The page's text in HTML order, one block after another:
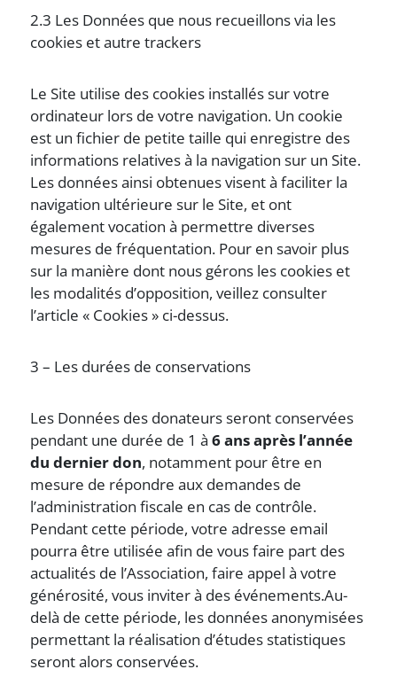
2.3 Les Données que nous recueillons via les
cookies et autre trackers
Le Site utilise des cookies installés sur votre
ordinateur lors de votre navigation. Un cookie
est un fichier de petite taille qui enregistre des
informations relatives à la navigation sur un Site.
Les données ainsi obtenues visent à faciliter la
navigation ultérieure sur le Site, et ont
également vocation à permettre diverses
mesures de fréquentation. Pour en savoir plus
sur la manière dont nous gérons les cookies et
les modalités d’opposition, veillez consulter
l’article « Cookies » ci-dessus.
3 – Les durées de conservations
Les Données des donateurs seront conservées
pendant une durée de 1 à6 ans après l’année
du dernier don, notamment pour être en
mesure de répondre aux demandes de
l’administration fiscale en cas de contrôle.
Pendant cette période, votre adresse email
pourra être utilisée afin de vous faire part des
actualités de l’Association, faire appel à votre
générosité, vous inviter à des événements.Au-
delà de cette période, les données anonymisées
permettant la réalisation d’études statistiques
seront alors conservées.